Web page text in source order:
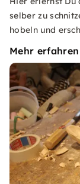
selber zu
hobeln und
Mehr erfahren